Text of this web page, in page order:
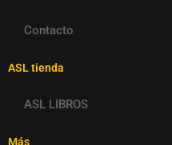
Contacto
ASL tienda
ASL LIBROS
Más